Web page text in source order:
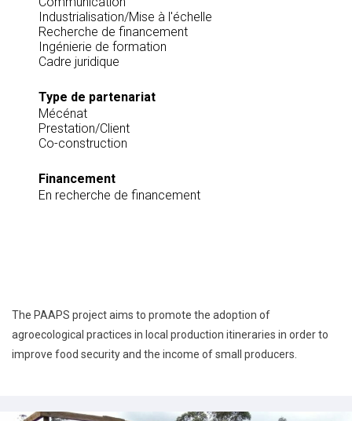
Industrialisation/Mise à l'échelle
Recherche de financement
Ingénierie de formation
Cadre juridique
Type de partenariat
Mécénat
Prestation/Client
Co-construction
Financement
En recherche de financement
The PAAPS project aims to promote the adoption of
agroecological practices in local production itineraries in order to
improve food security and the income of small producers.